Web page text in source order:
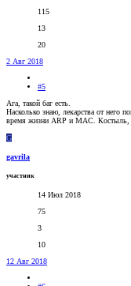
115
13
20
2 Авг 2018
#5
Ага, такой баг есть.
Насколько знаю, лекарства от него
время жизни ARP и MAC. Костыль,
G
gavrila
участник
14 Июл 2018
75
3
10
12 Авг 2018